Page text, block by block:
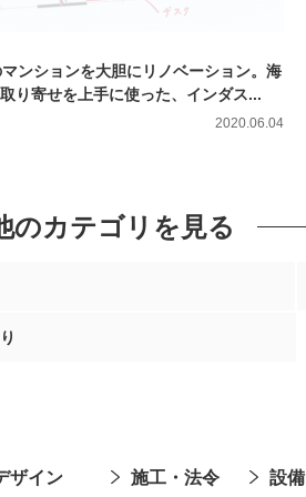
ンションを大胆にリノベーション。海
り寄せを上手に使った、インダス...
2020.06.04
のカテゴリを見る
ザイン 施工・法令 設備